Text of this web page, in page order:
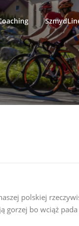
polskiej
gorzej bo wciąż